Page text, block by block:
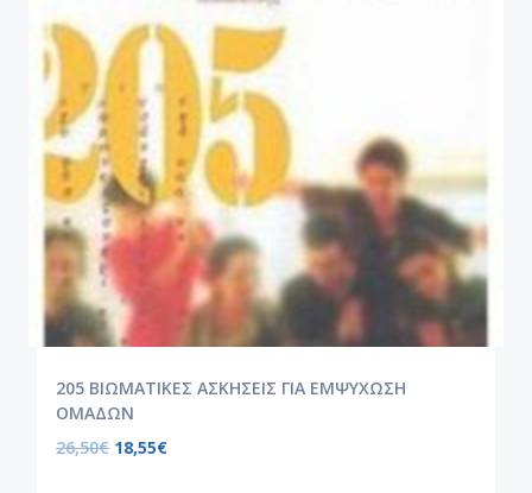
205 ΒΙΩΜΑΤΙΚΕΣ ΑΣΚΗΣΕΙΣ ΓΙΑ ΕΜΨΥΧΩΣΗ
ΟΜΑΔΩΝ
26,50€ 18,55€